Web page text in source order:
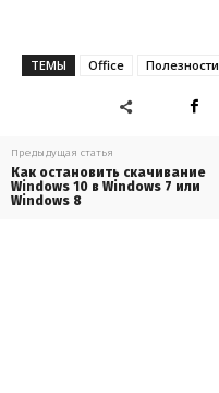
ТЕМЫ Office Полезности
Предыдущая статья
Как остановить скачивание
Windows 10 в Windows 7 или
Windows 8